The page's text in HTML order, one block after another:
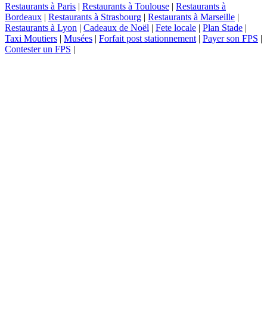
Restaurants à Paris | Restaurants à Toulouse | Restaurants à
Bordeaux | Restaurants à Strasbourg | Restaurants à Marseille |
Restaurants à Lyon | Cadeaux de Noël | Fete locale | Plan Stade |
Taxi Moutiers | Musées | Forfait post stationnement | Payer son FPS |
Contester un FPS |